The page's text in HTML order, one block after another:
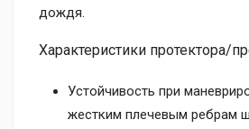
дождя.
Характеристики протектора/
Устойчивость при
жестким плечевым ребрам